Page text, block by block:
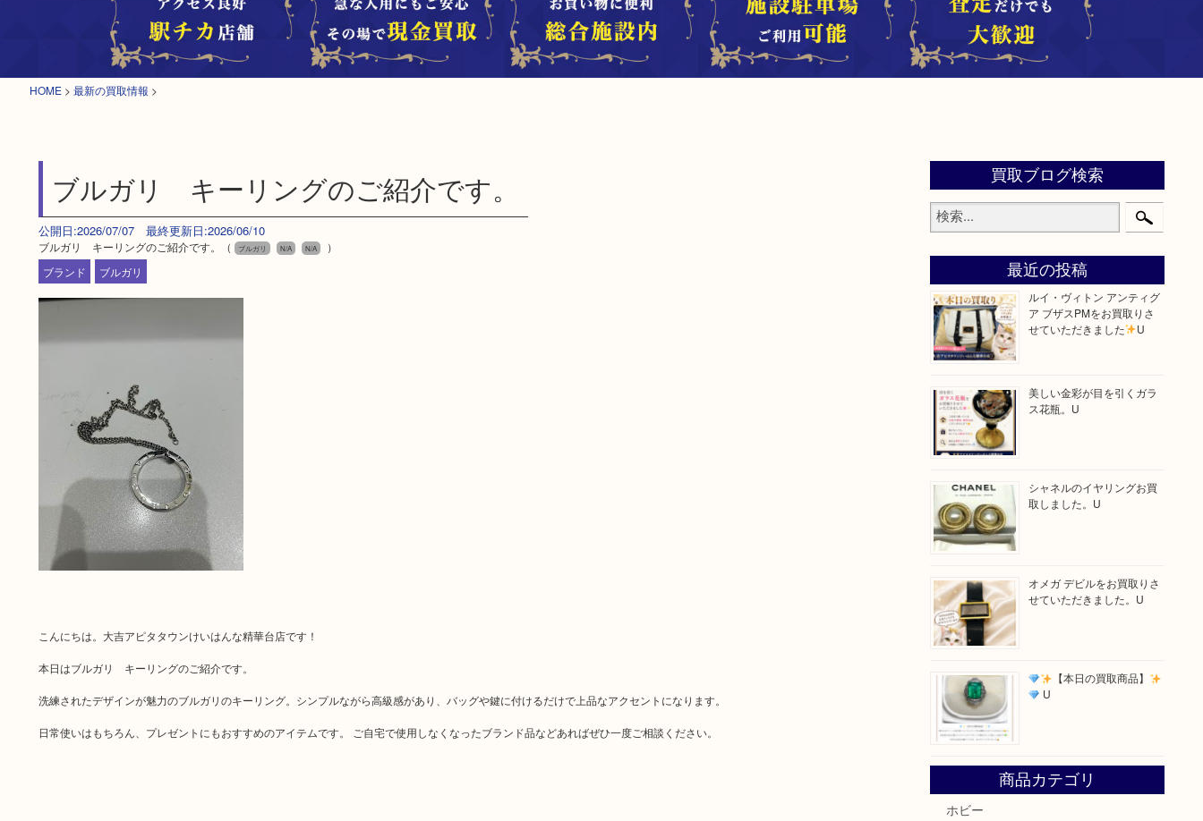
HOME > 最新の買取情報 >
ブルガリ キーリングのご紹介です。
公開日:2026/07/07 最終更新日:2026/06/10
ブルガリ キーリングのご紹介です。（ ブルガリ N/A N/A
）
ブランド
ブルガリ
こんにちは。大吉アピタタウンけいはんな精華台店です！
本日はブルガリ キーリングのご紹介です。
洗練されたデザインが魅力のブルガリのキーリング。シンプルながら高級感があり、バッグや鍵に付けるだけで上品なアクセントになります。
日常使いはもちろん、プレゼントにもおすすめのアイテムです。 ご自宅で使用しなくなったブランド品などあればぜひ一度ご相談ください。
買取ブログ検索
最近の投稿
ルイ・ヴィトン アンティグ
ア ブザスPMをお買取りさ
せていただきました
U
美しい金彩が目を引くガラ
ス花瓶。U
シャネルのイヤリングお買
取しました。U
オメガ デビルをお買取りさ
せていただきました。U
【本日の買取商品】
U
商品カテゴリ
ホビー